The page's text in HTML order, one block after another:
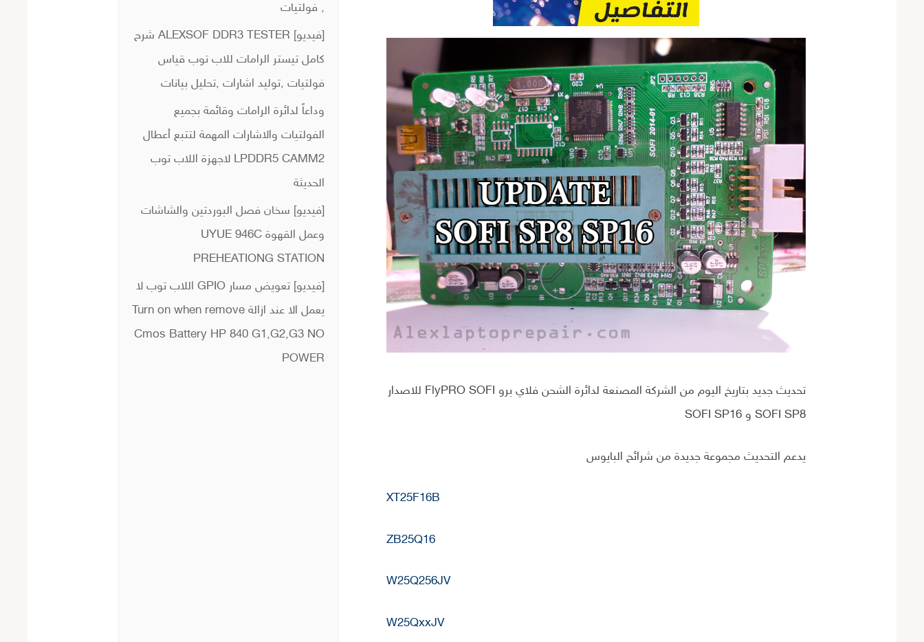
تحديث جديد بتاريخ اليوم من الشركة المصنعة لدائرة الشحن فلاي برو FlyPRO SOFI للاصدار
SOFI SP8 و SOFI SP16
يدعم التحديث مجموعة جديدة من شرائح البايوس
XT25F16B
ZB25Q16
W25Q256JV
W25QxxJV
, فولتيات
[فيديو] ALEXSOF DDR3 TESTER شرح
كامل تيستر الرامات للاب توب قياس
فولتيات ,توليد اشارات ,تحليل بيانات
وداعاً لدائرة الرامات وقائمة بجميع
الفولتيات والاشارات المهمة لتتبع أعطال
LPDDR5 CAMM2 لاجهزة اللاب توب
الحديثة
[فيديو] سخان فصل البوردتين والشاشات
وعمل القهوة UYUE 946C
PREHEATIONG STATION
[فيديو] تعويض مسار GPIO اللاب توب لا
يعمل الا عند ازالة Turn on when remove
Cmos Battery HP 840 G1,G2,G3 NO
POWER